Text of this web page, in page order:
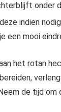
onder
indien
een mooi
het rotan
de tijd